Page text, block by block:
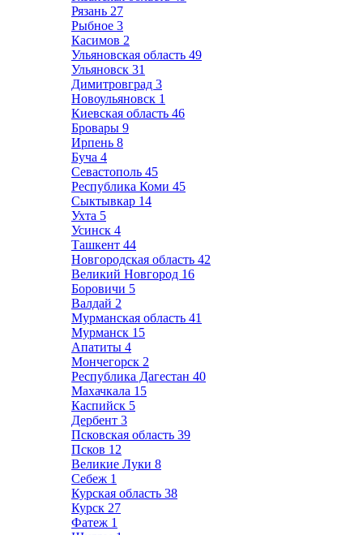
Рязань 27
Рыбное 3
Касимов 2
Ульяновская область 49
Ульяновск 31
Димитровград 3
Новоульяновск 1
Киевская область 46
Бровары 9
Ирпень 8
Буча 4
Севастополь 45
Республика Коми 45
Сыктывкар 14
Ухта 5
Усинск 4
Ташкент 44
Новгородская область 42
Великий Новгород 16
Боровичи 5
Валдай 2
Мурманская область 41
Мурманск 15
Апатиты 4
Мончегорск 2
Республика Дагестан 40
Махачкала 15
Каспийск 5
Дербент 3
Псковская область 39
Псков 12
Великие Луки 8
Себеж 1
Курская область 38
Курск 27
Фатеж 1